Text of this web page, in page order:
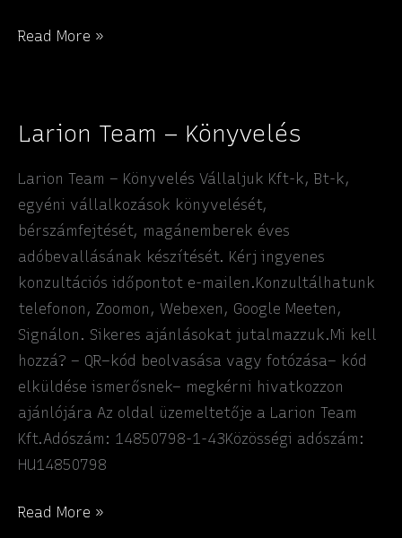
Larion
Read More »
Larion Team – Könyvelés
Larion Team – Könyvelés Vállaljuk Kft-k, Bt-k,
egyéni vállalkozások könyvelését,
bérszámfejtését, magánemberek éves
adóbevallásának készítését. Kérj ingyenes
konzultációs időpontot e-mailen.Konzultálhatunk
telefonon, Zoomon, Webexen, Google Meeten,
Signálon. Sikeres ajánlásokat jutalmazzuk.Mi kell
hozzá? – QR–kód beolvasása vagy fotózása– kód
elküldése ismerősnek– megkérni hivatkozzon
ajánlójára Az oldal üzemeltetője a Larion Team
Kft.Adószám: 14850798-1-43Közösségi adószám:
HU14850798
Larion
Read More »